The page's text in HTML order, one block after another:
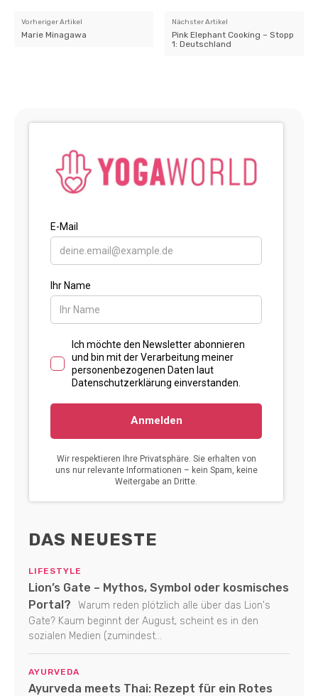
Vorheriger Artikel
Marie Minagawa
Nächster Artikel
Pink Elephant Cooking – Stopp
1: Deutschland
DAS NEUESTE
LIFESTYLE
Lion’s Gate – Mythos, Symbol oder kosmisches
Portal?
Warum reden plötzlich alle über das Lion's
Gate? Kaum beginnt der August, scheint es in den
sozialen Medien (zumindest...
AYURVEDA
Ayurveda meets Thai: Rezept für ein Rotes